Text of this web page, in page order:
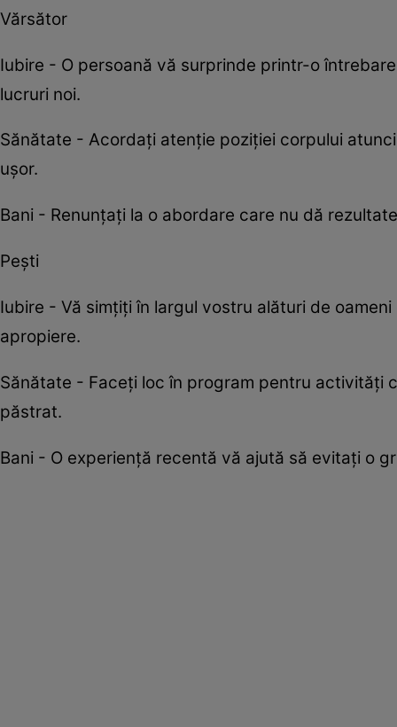
Vărsător
Iubire - O persoană vă surprinde printr-o
lucruri noi.
Sănătate - Acordați atenție poziției corpului
ușor.
Bani - Renunțați la o abordare care nu dă
Pești
Iubire - Vă simțiți în largul vostru alături de
apropiere.
Sănătate - Faceți loc în program pentru activități
păstrat.
Bani - O experiență recentă vă ajută să evitați o